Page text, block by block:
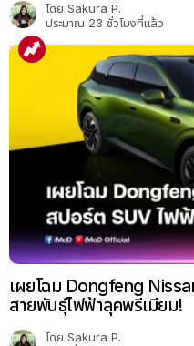
โดย Sakura P.
ประมาณ 23 ชั่วโมงที่แล้ว
เผยโฉม Dongfeng
สายพันธุ์ไฟฟ้าลุคพรีเมียม!
โดย Sakura P.